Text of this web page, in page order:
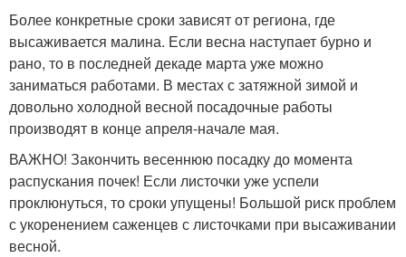
Более конкретные сроки зависят от региона, где
высаживается малина. Если весна наступает бурно и
рано, то в последней декаде марта уже можно
заниматься работами. В местах с затяжной зимой и
довольно холодной весной посадочные работы
производят в конце апреля-начале мая.
ВАЖНО! Закончить весеннюю посадку до момента
распускания почек! Если листочки уже успели
проклюнуться, то сроки упущены! Большой риск проблем
с укоренением саженцев с листочками при высаживании
весной.